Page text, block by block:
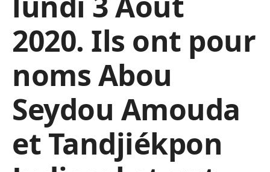
2020. Ils ont pour
noms Abou
Seydou Amouda
et Tandjiékpon